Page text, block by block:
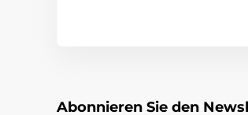
Abonnieren Sie den